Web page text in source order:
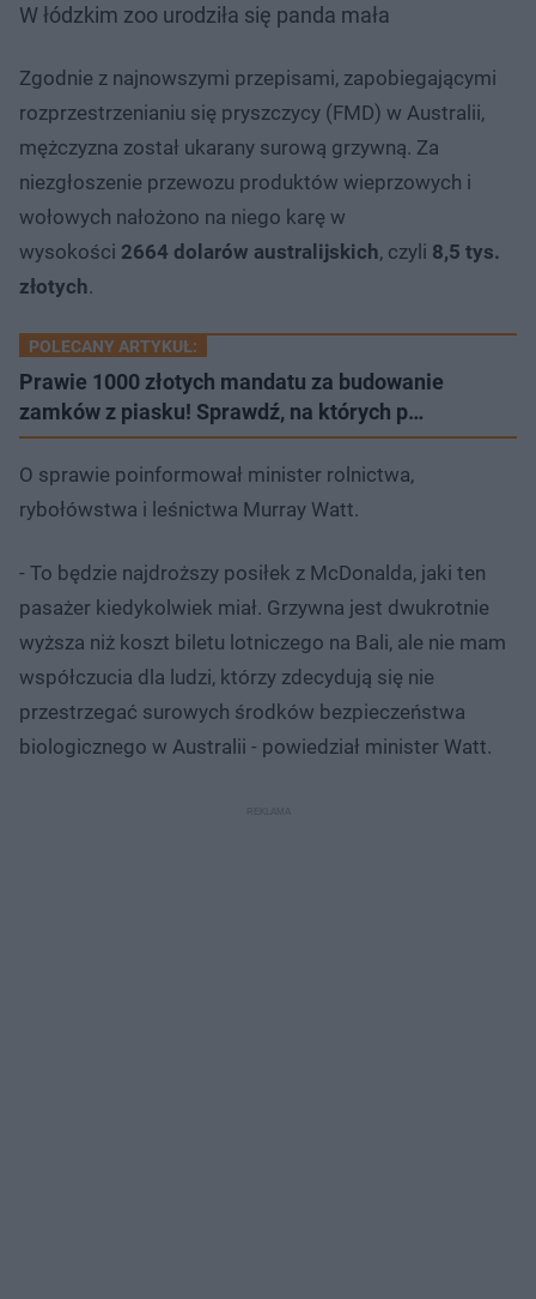
W łódzkim zoo urodziła się panda mała
Zgodnie z najnowszymi przepisami, zapobiegającymi
rozprzestrzenianiu się pryszczycy (FMD) w Australii,
mężczyzna został ukarany surową grzywną. Za
niezgłoszenie przewozu produktów wieprzowych i
wołowych nałożono na niego karę w
wysokości 2664 dolarów australijskich, czyli 8,5 tys.
złotych.
POLECANY ARTYKUŁ:
Prawie 1000 złotych mandatu za budowanie
zamków z piasku! Sprawdź, na których p…
O sprawie poinformował minister rolnictwa,
rybołówstwa i leśnictwa Murray Watt.
- To będzie najdroższy posiłek z McDonalda, jaki ten
pasażer kiedykolwiek miał. Grzywna jest dwukrotnie
wyższa niż koszt biletu lotniczego na Bali, ale nie mam
współczucia dla ludzi, którzy zdecydują się nie
przestrzegać surowych środków bezpieczeństwa
biologicznego w Australii - powiedział minister Watt.